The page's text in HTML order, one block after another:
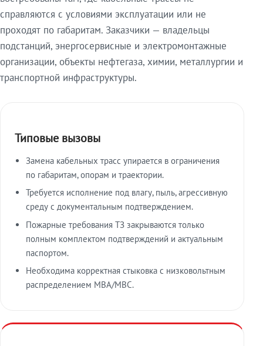
справляются с условиями эксплуатации или не
проходят по габаритам. Заказчики — владельцы
подстанций, энергосервисные и электромонтажные
организации, объекты нефтегаза, химии, металлургии и
транспортной инфраструктуры.
Типовые вызовы
Замена кабельных трасс упирается в ограничения
по габаритам, опорам и траектории.
Требуется исполнение под влагу, пыль, агрессивную
среду с документальным подтверждением.
Пожарные требования ТЗ закрываются только
полным комплектом подтверждений и актуальным
паспортом.
Необходима корректная стыковка с низковольтным
распределением МВА/МВС.